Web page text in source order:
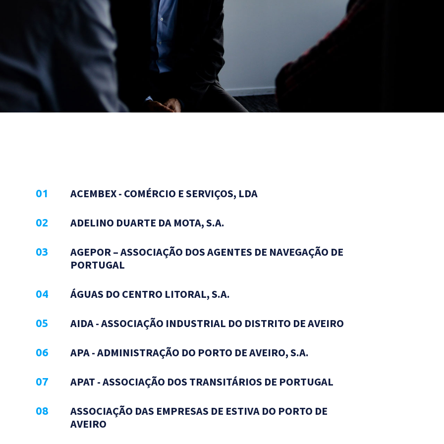
ACEMBEX - COMÉRCIO E SERVIÇOS, LDA
ADELINO DUARTE DA MOTA, S.A.
AGEPOR – ASSOCIAÇÃO DOS AGENTES DE NAVEGAÇÃO DE
PORTUGAL
ÁGUAS DO CENTRO LITORAL, S.A.
AIDA - ASSOCIAÇÃO INDUSTRIAL DO DISTRITO DE AVEIRO
APA - ADMINISTRAÇÃO DO PORTO DE AVEIRO, S.A.
APAT - ASSOCIAÇÃO DOS TRANSITÁRIOS DE PORTUGAL
ASSOCIAÇÃO DAS EMPRESAS DE ESTIVA DO PORTO DE
AVEIRO